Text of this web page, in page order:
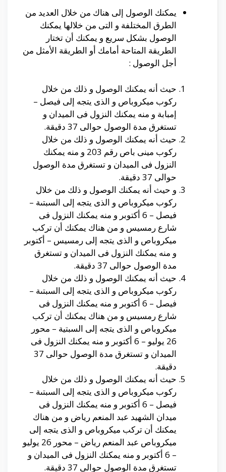
يمكنك الوصول إلى هناك من خلال العديد من
الطرق المختلفة و التى من خلالها يمكنك
الوصول بشكل سريع و يمكنك أن تختار
الطريقة المتاحة أمامك أو الطريقة الأمثل من
أجل الوصول :
حيث أنه يمكنك الوصول و ذلك من خلال
ركوب ميكروباص و الذى يتجه إلى فيصل –
إمبابة و منه يمكنك النزول فى الميدان و
تستغرق مدة الوصول حوالى 37 دقيقة.
حيث أنه يمكنك الوصول و ذلك من خلال
ركوب مينى باص رقم 203 و منه يمكنك
النزول فى الميدان و تستغرق مدة الوصول
حوالى 37 دقيقة.
و حيث أنه يمكنك الوصول و ذلك من خلال
ركوب ميكروباص و الذى يتجه إلى السبتىة –
فيصل – 6 أكتوبر و منه يمكنك النزول فى
شارع رمسيس و من هناك يمكنك أن تركب
ميكروباص و الذى يتجه إلى رمسيس – أكتوبر
و منه يمكنك النزول فى الميدان و تستغرق
مدة الوصول حوالى 37 دقيقة.
حيث أنه يمكنك الوصول و ذلك من خلال
ركوب ميكروباص و الذى يتجه إلى السبتىة –
فيصل – 6 أكتوبر و منه يمكنك النزول فى
شارع رمسيس و من هناك يمكنك أن تركب
ميكروباص و الذى يتجه إلى السبتية – محور
26 يوليو – 6 أكتوبر و منه يمكنك النزول فى
الميدان و تستغرق مدة الوصول حوالى 37
دقيقة.
حيث أنه يمكنك الوصول و ذلك من خلال
ركوب ميكروباص و الذى يتجه إلى السبتىة –
فيصل – 6 أكتوبر و منه يمكنك النزول فى
ميدان الشهيد عبد المنعم رياض و من هناك
يمكنك أن تركب ميكروباص و الذى يتجه إلى
ميكروباص عبد المنعم رياض – محور 26 يوليو
– 6 أكتوبر و منه يمكنك النزول فى الميدان و
تستغرق مدة الوصول حوالى 37 دقيقة.